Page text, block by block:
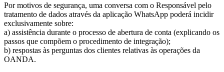
Por motivos de segurança, uma conversa com o Responsável pelo
tratamento de dados através da aplicação WhatsApp poderá incidir
exclusivamente sobre:
a) assistência durante o processo de abertura de conta (explicando os
passos que compõem o procedimento de integração);
b) respostas às perguntas dos clientes relativas às operações da
OANDA.